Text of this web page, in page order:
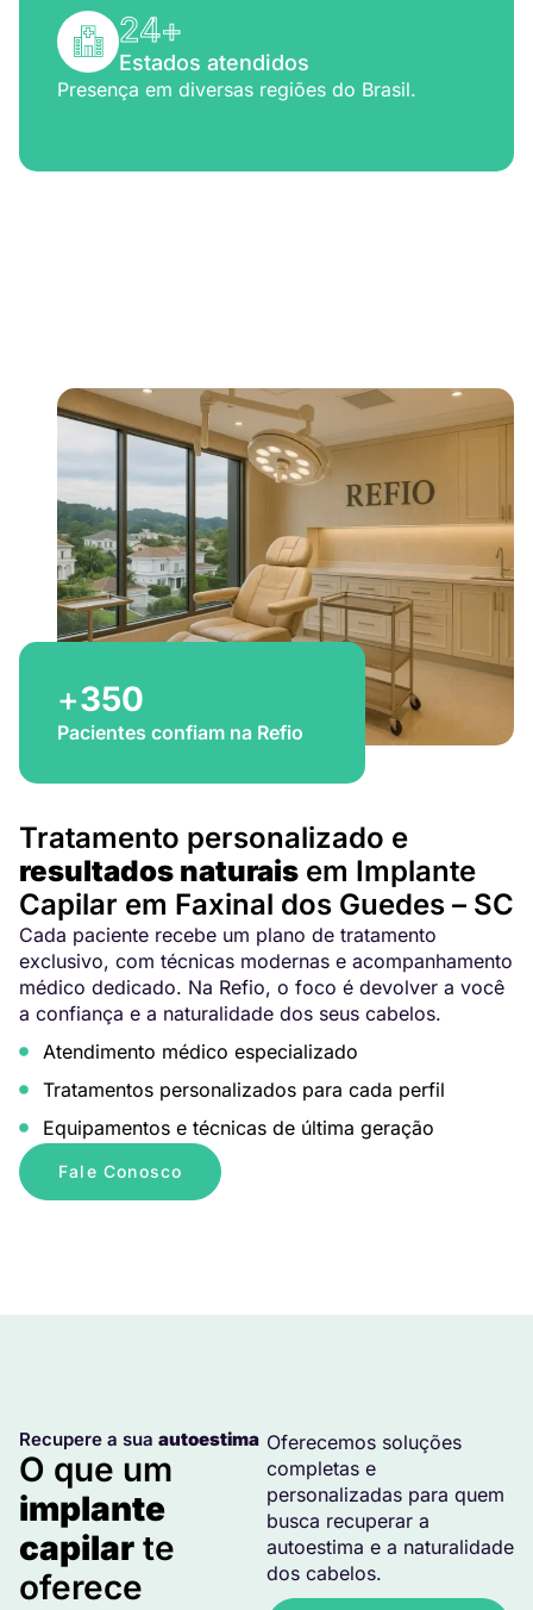
24+
Estados atendidos
Presença em diversas regiões do Brasil.
+350
Pacientes confiam na Refio
Tratamento personalizado e
resultados naturais em Implante
Capilar em Faxinal dos Guedes – SC
Cada paciente recebe um plano de tratamento
exclusivo, com técnicas modernas e acompanhamento
médico dedicado. Na Refio, o foco é devolver a você
a confiança e a naturalidade dos seus cabelos.
Atendimento médico especializado
Tratamentos personalizados para cada perfil
Equipamentos e técnicas de última geração
Fale Conosco
Recupere a sua autoestima
O que um
implante
capilar te
oferece
Oferecemos soluções
completas e
personalizadas para quem
busca recuperar a
autoestima e a naturalidade
dos cabelos.